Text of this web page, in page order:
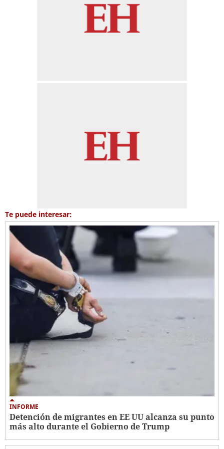
Te puede interesar:
INFORME
Detención de migrantes en EE UU alcanza su punto
más alto durante el Gobierno de Trump